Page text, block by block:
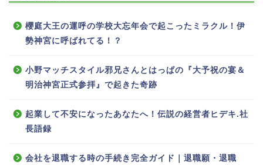
櫻庭大王の運呼の学校大忘年会で起こったミラクル！伊
勢神宮に呼ばれてる！？
小野マッチスタイル邪兄さんとはっぱの『大予祝の宴＆
明治神宮正式参拝』で起きた奇跡
起業して不安になったあなたへ！伝説の経営者ヒデキ.社
長語録
会社を退職する時の手続き完全ガイド｜退職願・退職